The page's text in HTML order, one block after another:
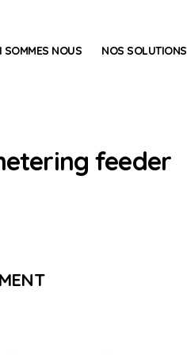
SOMMES NOUS NOS SOLUTIONS
feeder